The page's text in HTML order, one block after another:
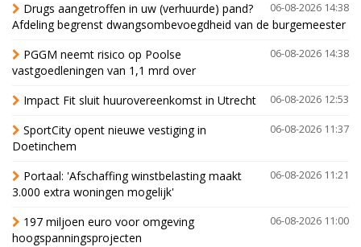
06-08-2026 14:38
Drugs aangetroffen in uw (verhuurde) pand?
Afdeling begrenst dwangsombevoegdheid van de burgemeester
06-08-2026 14:38
PGGM neemt risico op Poolse
vastgoedleningen van 1,1 mrd over
06-08-2026 12:53
Impact Fit sluit huurovereenkomst in Utrecht
06-08-2026 11:37
SportCity opent nieuwe vestiging in
Doetinchem
06-08-2026 11:21
Portaal: 'Afschaffing winstbelasting maakt
3.000 extra woningen mogelijk'
06-08-2026 11:00
197 miljoen euro voor omgeving
hoogspanningsprojecten